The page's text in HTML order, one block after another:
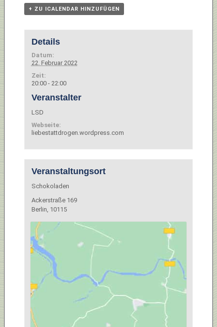
+ ZU ICALENDAR HINZUFÜGEN
Details
Datum:
22. Februar 2022
Zeit:
20:00 - 22:00
Veranstalter
LSD
Webseite:
liebestattdrogen.wordpress.com
Veranstaltungsort
Schokoladen
Ackerstraße 169
Berlin 10115